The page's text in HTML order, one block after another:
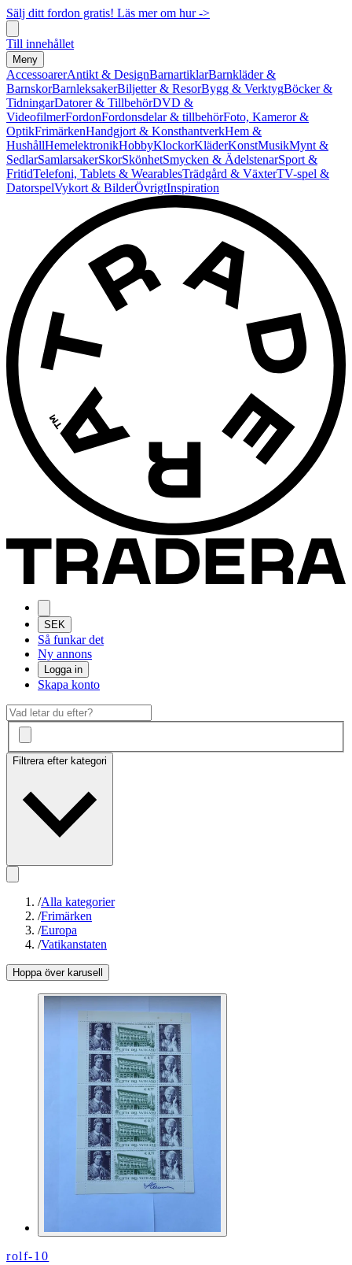
Sälj ditt fordon gratis! Läs mer om hur ->
Till innehållet
Meny
AccessoarerAntikt & DesignBarnartiklarBarnkläder &
BarnskorBarnleksakerBiljetter & ResorBygg & VerktygBöcker &
TidningarDatorer & TillbehörDVD &
VideofilmerFordonFordonsdelar & tillbehörFoto, Kameror &
OptikFrimärkenHandgjort & KonsthantverkHem &
HushållHemelektronikHobbyKlockorKläderKonstMusikMynt &
SedlarSamlarsakerSkorSkönhetSmycken & ÄdelstenarSport &
FritidTelefoni, Tablets & WearablesTrädgård & VäxterTV-spel &
DatorspelVykort & BilderÖvrigtInspiration
SEK
Så funkar det
Ny annons
Logga in
Skapa konto
Filtrera efter kategori
/Alla kategorier
/Frimärken
/Europa
/Vatikanstaten
Hoppa över karusell
rolf-10